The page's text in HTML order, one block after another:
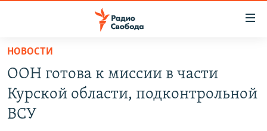
упрощенного
доступа
Вернуться
основному
АВТОРСКИЕ ПРОЕКТЫ
НОВОСТИ
ООН готова к миссии в части
Курской области, подконтрольной
ВСУ